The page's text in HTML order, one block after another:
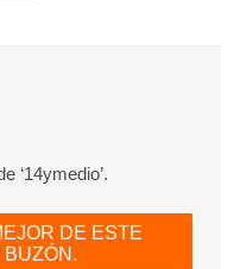
‘14ymedio’.
DE ESTE
BUZÓN.